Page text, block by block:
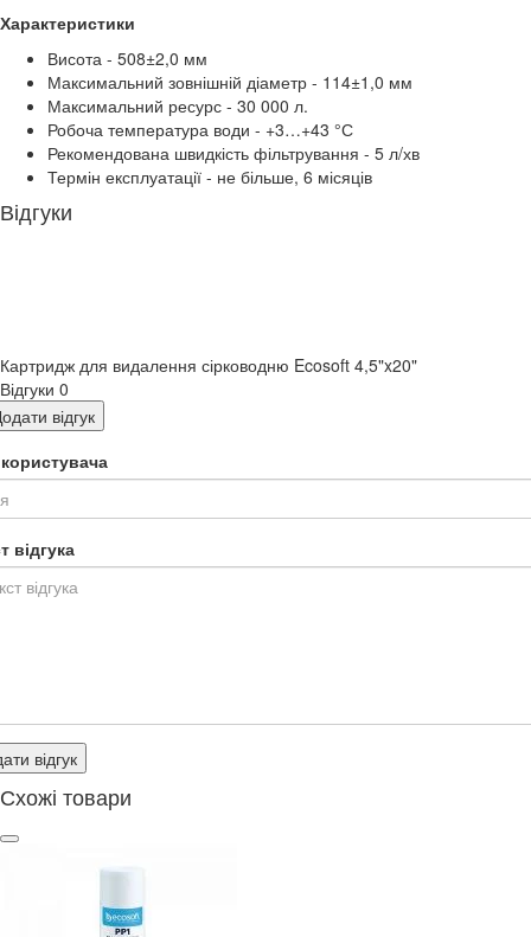
Характеристики
Висота - 508±2,0 мм
Максимальний зовнішній діаметр - 114±1,0 мм
Максимальний ресурс - 30 000 л.
Робоча температура води - +3…+43 °С
Рекомендована швидкість фільтрування - 5 л/хв
Термін експлуатації - не більше, 6 місяців
Відгуки
Картридж для видалення сірководню Ecosoft 4,5"x20"
Відгуки 0
відгук
відгука
відгук
Схожі товари